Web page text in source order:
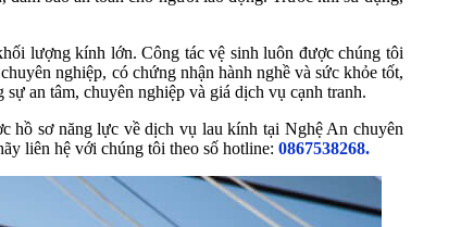
lượng kính lớn. Công tác vệ sinh luôn được chúng tôi
nghiệp, có chứng nhận hành nghề và sức khỏe tốt,
an tâm, chuyên nghiệp và giá dịch vụ cạnh tranh.
hồ sơ năng lực về dịch vụ lau kính tại Nghệ An chuyên
liên hệ với chúng tôi theo số hotline: 0867538268.